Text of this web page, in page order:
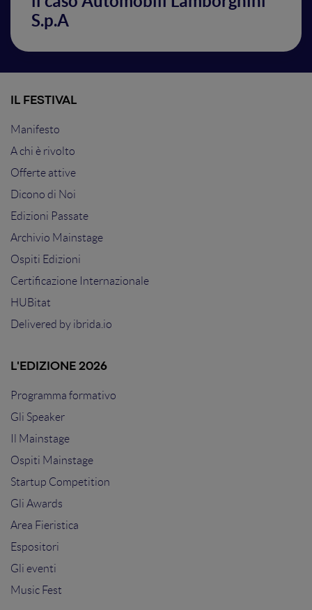
S.p.A
IL FESTIVAL
Manifesto
A chi è rivolto
Offerte attive
Dicono di Noi
Edizioni Passate
Archivio Mainstage
Ospiti Edizioni
Certificazione Internazionale
HUBitat
Delivered by ibrida.io
L'EDIZIONE 2026
Programma formativo
Gli Speaker
Il Mainstage
Ospiti Mainstage
Startup Competition
Gli Awards
Area Fieristica
Espositori
Gli eventi
Music Fest